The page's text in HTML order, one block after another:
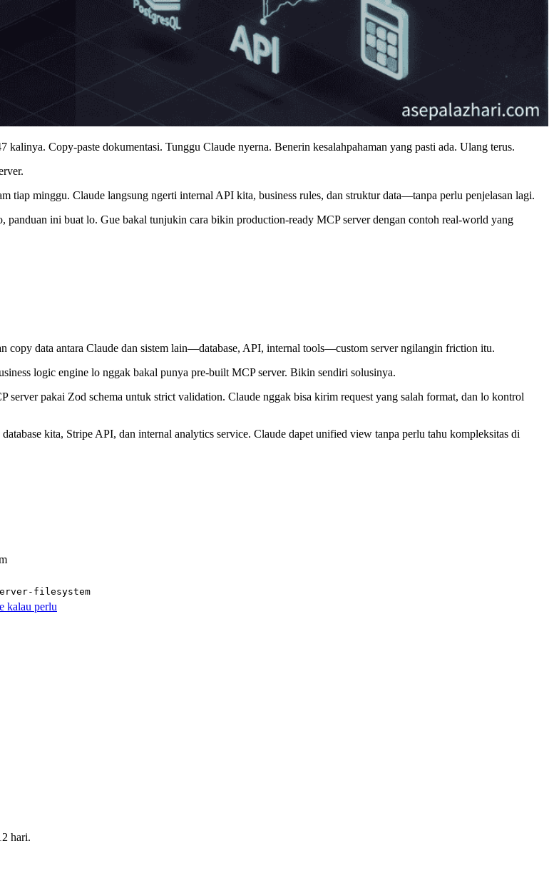
Copy-paste dokumentasi. Tunggu Claude nyerna. Benerin kesalahpahaman yang pasti ada. Ulang terus.
tiap minggu. Claude langsung ngerti internal API kita, business rules, dan struktur data—tanpa perlu penjelasan lagi.
panduan ini buat lo. Gue bakal tunjukin cara bikin production-ready MCP server dengan contoh real-world yang
copy data antara Claude dan sistem lain—database, API, internal tools—custom server ngilangin friction itu.
logic engine lo nggak bakal punya pre-built MCP server. Bikin sendiri solusinya.
server pakai Zod schema untuk strict validation. Claude nggak bisa kirim request yang salah format, dan lo kontrol
kita, Stripe API, dan internal analytics service. Claude dapet unified view tanpa perlu tahu kompleksitas di
filesystem
kalau perlu
hari.